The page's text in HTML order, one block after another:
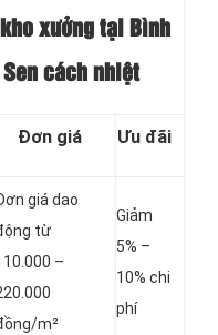
xưởng tại Bình
Sen cách nhiệt
Đơn giá Ưu đãi
giá dao
từ
–
m²
Giảm
5% –
10% chi
phí